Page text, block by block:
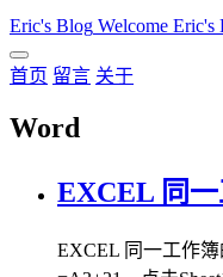
Eric's Blog Welcome
首页 留言 关于
Word
EXCEL 同
EXCEL 同一工作